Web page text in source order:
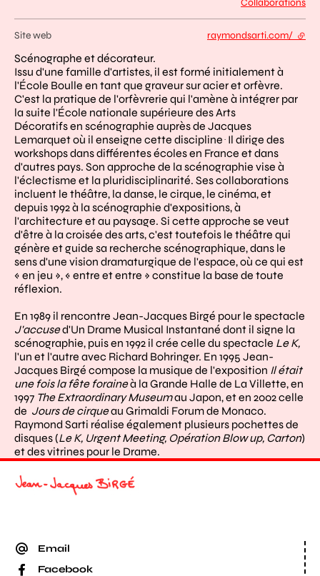
Collaborations
Site web raymondsarti.com/ -
Scénographe et décorateur.
Issu d'une famille d'artistes, il est formé initialement à
l'École Boulle en tant que graveur sur acier et orfèvre.
C'est la pratique de l'orfèvrerie qui l'amène à intégrer par
la suite l'École nationale supérieure des Arts
Décoratifs en scénographie auprès de Jacques
Lemarquet où il enseigne cette discipline . Il dirige des
workshops dans différentes écoles en France et dans
d'autres pays. Son approche de la scénographie vise à
l'éclectisme et la pluridisciplinarité. Ses collaborations
incluent le théâtre, la danse, le cirque, le cinéma, et
depuis 1992 à la scénographie d'expositions, à
l'architecture et au paysage. Si cette approche se veut
d'être à la croisée des arts, c'est toutefois le théâtre qui
génère et guide sa recherche scénographique, dans le
sens d'une vision dramaturgique de l'espace, où ce qui est
« en jeu », « entre et entre » constitue la base de toute
réflexion.
En 1989 il rencontre Jean-Jacques Birgé pour le spectacle
J'accused'Un Drame Musical Instantané dont il signe la
scénographie, puis en 1992 il crée celle du spectacle Le K,
l'un et l'autre avec Richard Bohringer. En 1995 Jean-
Jacques Birgé compose la musique de l'exposition Il était
une fois la fête foraineà la Grande Halle de La Villette, en
1997 The Extraordinary Museumau Japon, et en 2002 celle
de Jours de cirqueau Grimaldi Forum de Monaco.
Raymond Sarti réalise également plusieurs pochettes de
disques (Le K, Urgent Meeting, Opération Blow up, Carton)
et des vitrines pour le Drame.
Email
Facebook